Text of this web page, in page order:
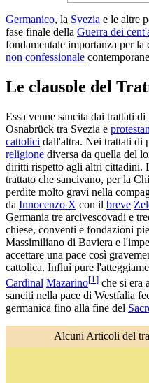
Germanico, la Svezia e le altre
fase finale della Guerra dei
fondamentale importanza per la
non confessionale
Le clausole del
Essa venne sancita dai trattati
Osnabrück tra Svezia e
cattolici dall'altra. Nei trattati di
religione diversa da quella del
diritti rispetto agli altri cittadini.
trattato che sancivano, per la
perdite molto gravi nella
da Innocenzo X con il breve
Germania tre arcivescovadi e
chiese, conventi e fondazioni
Massimiliano di Baviera e
accettare una pace così
cattolica. Influì pure
Cardinal Mazarino[1 ] che si era
sanciti nella pace di Westfalia
germanica fino alla fine del
Alcuni Articoli del